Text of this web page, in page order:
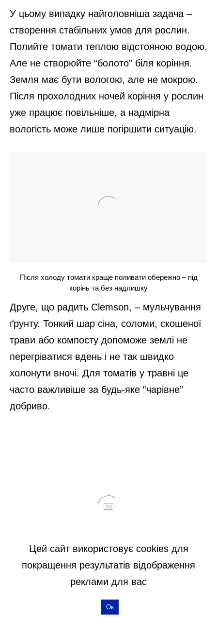
Цей сайт використовує cookies для
покращення результатів відображення
реклами для вас
Ок